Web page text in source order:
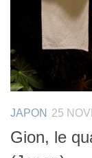
JAPON 25
Gion, le